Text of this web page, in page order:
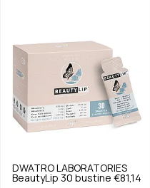
DWATRO LABORATORIES
BeautyLip 30 bustine €81,14